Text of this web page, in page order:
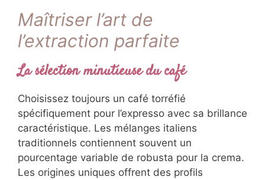
Maîtriser l’art de
l’extraction parfaite
La sélection minutieuse du café
Choisissez toujours un café torréfié
spécifiquement pour l’expresso avec sa brillance
caractéristique. Les mélanges italiens
traditionnels contiennent souvent un
pourcentage variable de robusta pour la crema.
Les origines uniques offrent des profils